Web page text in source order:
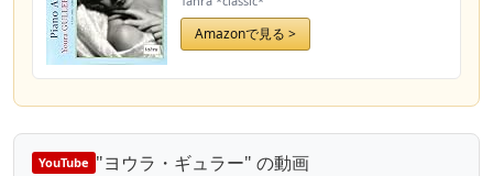
Amazonで見る >
YouTube "ヨウラ・ギュラー" の動画